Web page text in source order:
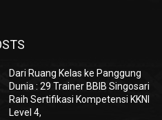
Dari Ruang Kelas ke Panggung
Dunia : 29 Trainer BBIB Singosari
Raih Sertifikasi Kompetensi KKNI
Level 4,